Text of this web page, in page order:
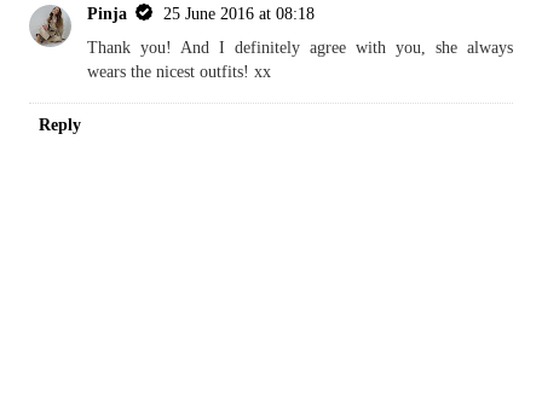
Pinja
25 June 2016 at 08:18
Thank you! And I definitely agree with you, she always
wears the nicest outfits! xx
Reply